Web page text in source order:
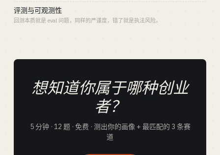
评测与可观测性
回测本质就是 eval 问题，同样的严谨度，错了就是执法风险。
想知道你属于哪种创业
者？
5 分钟 · 12 题 · 免费 · 测出你的画像 + 最匹配的 3 条赛
道